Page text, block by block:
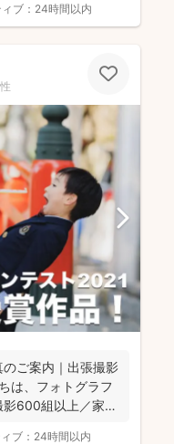
ブ： 24時間以内
ご案内｜出張撮影
は、フォトグラフ
影600組以上／家
ブ： 24時間以内